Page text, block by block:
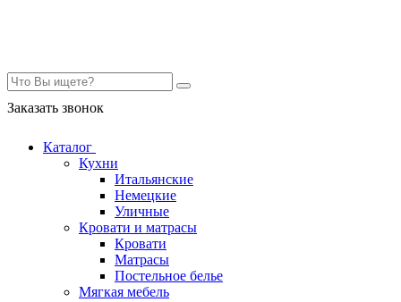
Заказать звонок
Каталог
Кухни
Итальянские
Немецкие
Уличные
Кровати и матрасы
Кровати
Матрасы
Постельное белье
Мягкая мебель